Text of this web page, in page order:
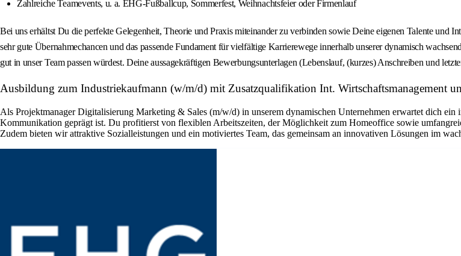
Zahlreiche Teamevents, u. a. EHG-Fußballcup, Sommerfest, Weihnachtsfeier oder Firmenlauf
Bei uns erhältst Du die perfekte Gelegenheit, Theorie und Praxis miteinander zu verbinden sowie Deine eigenen Talente und
sehr gute Übernahmechancen und das passende Fundament für vielfältige Karrierewege innerhalb unserer dynamisch
gut in unser Team passen würdest. Deine aussagekräftigen Bewerbungsunterlagen (Lebenslauf, (kurzes) Anschreiben und
Ausbildung zum Industriekaufmann (w/m/d) mit Zusatzqualifikation Int. Wirtschaftsmanagement
Als Projektmanager Digitalisierung Marketing & Sales (m/w/d) in unserem dynamischen Unternehmen erwartet dich
Kommunikation geprägt ist. Du profitierst von flexiblen Arbeitszeiten, der Möglichkeit zum Homeoffice sowie
Zudem bieten wir attraktive Sozialleistungen und ein motiviertes Team, das gemeinsam an innovativen Lösungen im